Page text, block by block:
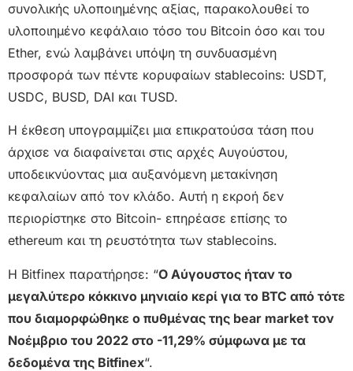
συνολικής υλοποιημένης αξίας, παρακολουθεί το
υλοποιημένο κεφάλαιο τόσο του Bitcoin όσο και του
Ether, ενώ λαμβάνει υπόψη τη συνδυασμένη
προσφορά των πέντε κορυφαίων stablecoins: USDT,
USDC, BUSD, DAI και TUSD.
Η έκθεση υπογραμμίζει μια επικρατούσα τάση που
άρχισε να διαφαίνεται στις αρχές Αυγούστου,
υποδεικνύοντας μια αυξανόμενη μετακίνηση
κεφαλαίων από τον κλάδο. Αυτή η εκροή δεν
περιορίστηκε στο Bitcoin- επηρέασε επίσης το
ethereum και τη ρευστότητα των stablecoins.
Η Bitfinex παρατήρησε: “Ο Αύγουστος ήταν το
μεγαλύτερο κόκκινο μηνιαίο κερί για το BTC από τότε
που διαμορφώθηκε ο πυθμένας της bear market τον
Νοέμβριο του 2022 στο -11,29% σύμφωνα με τα
δεδομένα της Bitfinex“.